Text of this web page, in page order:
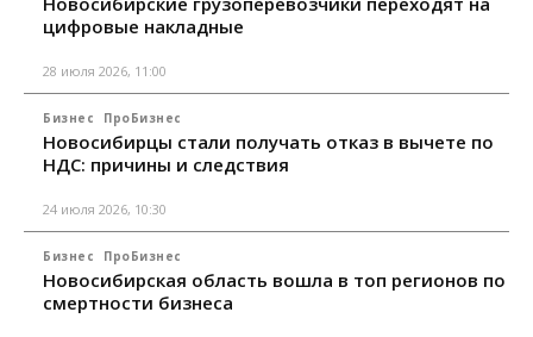
цифровые накладные
28 июля 2026, 11:00
Бизнес ПроБизнес
Новосибирцы стали получать отказ в вычете по
НДС: причины и следствия
24 июля 2026, 10:30
Бизнес ПроБизнес
Новосибирская область вошла в топ регионов по
смертности бизнеса